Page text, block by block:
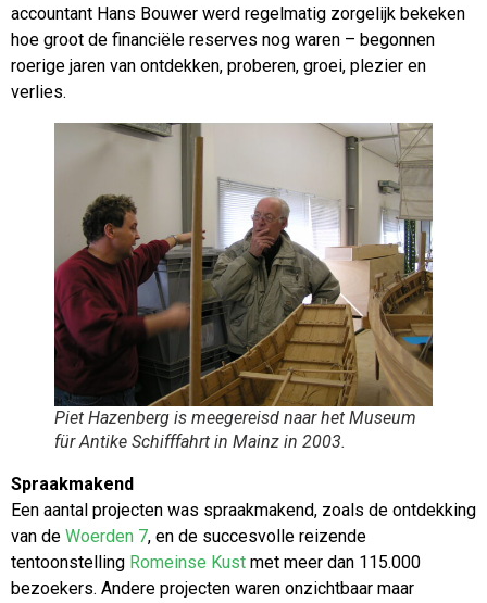
accountant Hans Bouwer werd regelmatig zorgelijk bekeken
hoe groot de financiële reserves nog waren – begonnen
roerige jaren van ontdekken, proberen, groei, plezier en
verlies.
Piet Hazenberg is meegereisd naar het Museum
für Antike Schifffahrt in Mainz in 2003.
Spraakmakend
Een aantal projecten was spraakmakend, zoals de ontdekking
van de Woerden 7, en de succesvolle reizende
tentoonstelling Romeinse Kust met meer dan 115.000
bezoekers. Andere projecten waren onzichtbaar maar